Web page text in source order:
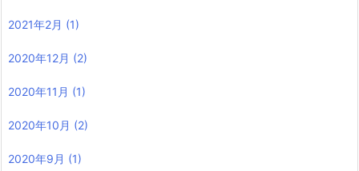
2021年2月 (1)
2020年12月 (2)
2020年11月 (1)
2020年10月 (2)
2020年9月 (1)